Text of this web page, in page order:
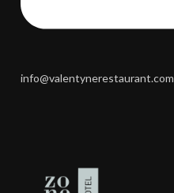
info@valentynerestaurant.com